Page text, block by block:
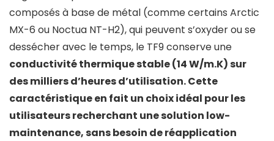
composés à base de métal (comme certains Arctic
MX-6 ou Noctua NT-H2), qui peuvent s’oxyder ou se
dessécher avec le temps, le TF9 conserve une
conductivité thermique stable(14 W/m.K) sur
des milliers d’heures d’utilisation. Cette
caractéristique en fait un choix idéal pour les
utilisateurs recherchant une solution low-
maintenance, sans besoin de réapplication